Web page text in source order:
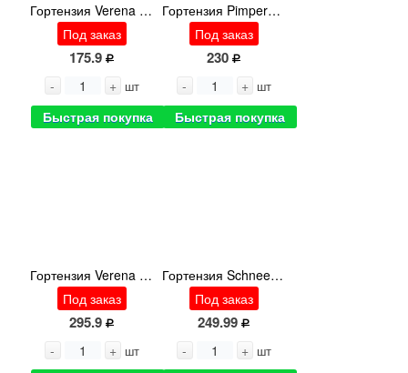
Гортензия Verena 50см
Под заказ
175.9
- + шт
Быстрая покупка
Гортензия Pimpernel 60cm
Под заказ
230
- + шт
Быстрая покупка
Гортензия Verena Blue 70cm
Под заказ
295.9
- + шт
Гортензия Schneeball 90cm
Под заказ
249.99
- + шт